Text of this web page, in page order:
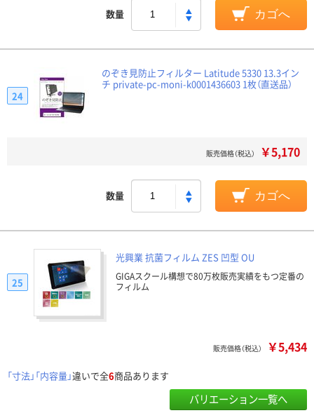
数量 カゴへ
のぞき見防止フィルター Latitude 5330 13.3イン
チ private-pc-moni-k0001436603 1枚（直送品）
24
販売価格（税込） ￥5,170
数量 カゴへ
光興業 抗菌フィルム ZES 凹型 OU
GIGAスクール構想で80万枚販売実績をもつ定番の
フィルム
25
販売価格（税込） ￥5,434
「寸法」「内容量」違いで全6商品あります
バリエーション一覧へ